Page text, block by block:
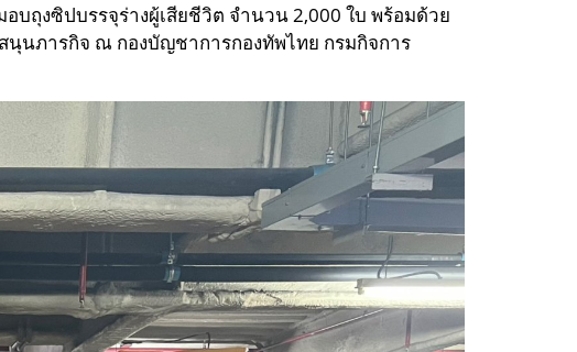
ถุงซิปบรรจุร่างผู้เสียชีวิต จำนวน 2,000 ใบ พร้อมด้วย
นุนภารกิจ ณ กองบัญชาการกองทัพไทย กรมกิจการ